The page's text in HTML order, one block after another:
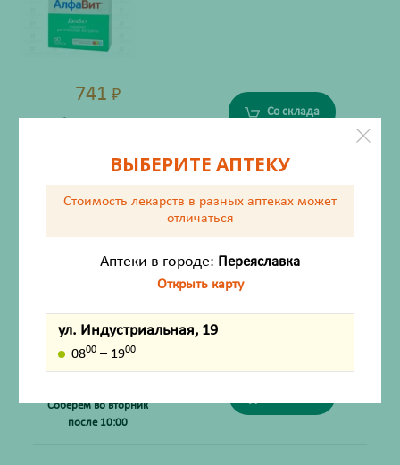
741 ₽
Со склада
Эндокринол капсулы 0,275г №30 Эвалар (БАД)
Есть на складе
917
Соберём во вторник
после 10:00
ВЫБЕРИТЕ АПТЕКУ
Стоимость лекарств в разных аптеках может
отличаться
Аптеки в городе: Переяславка
Открыть карту
ул. Индустриальная, 19
0800 – 1900